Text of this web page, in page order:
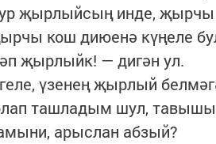
җырлыйсың инде, җырчы
кош диюенә күңеле
җырлыйк! — дигән ул.
үзенең җырлый
ташладым шул,
арыслан абзый?